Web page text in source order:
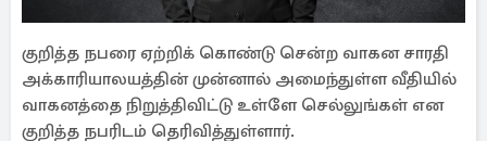
குறித்த நபரை ஏற்றிக் கொண்டு சென்ற வாகன சாரதி
அக்காரியாலயத்தின் முன்னால் அமைந்துள்ள வீதியில்
வாகனத்தை நிறுத்திவிட்டு உள்ளே செல்லுங்கள் என
குறித்த நபரிடம் தெரிவித்துள்ளார்.